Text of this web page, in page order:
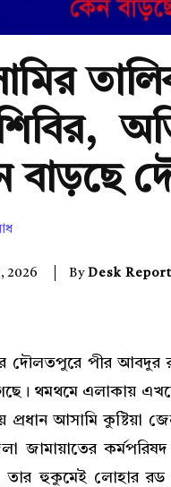
বাড়ছে
2026 By Desk Report
দৌলতপুরে পীর আবদুর
থমথমে এলাকায়
প্রধান আসামি কুষ্টিয়া
জামায়াতের
তার হুকুমেই লোহার রড